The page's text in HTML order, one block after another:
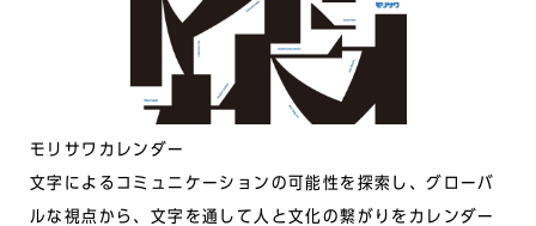
モリサワカレンダー
⽂字によるコミュニケーションの可能性を探索し、グローバ
ルな視点から、⽂字を通して⼈と⽂化の繋がりをカレンダー